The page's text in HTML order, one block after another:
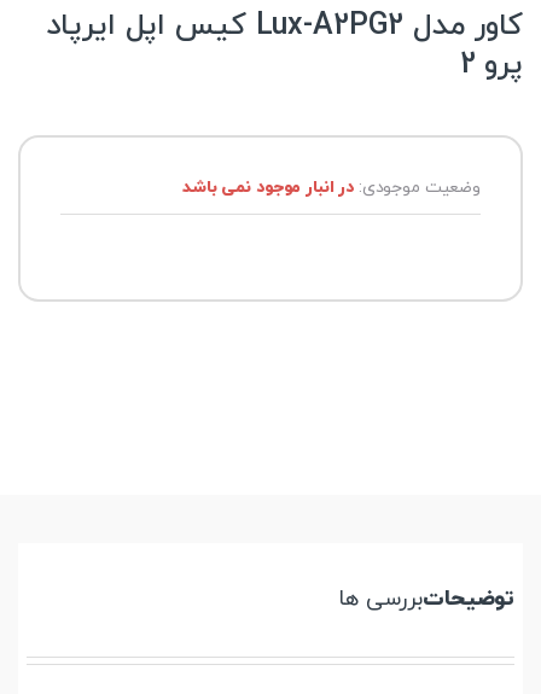
کاور مدل Lux-A2PG2 کیس اپل ایرپاد
پرو 2
وضعیت موجودی:در انبار موجود نمی باشد
توضیحاتبررسی ها